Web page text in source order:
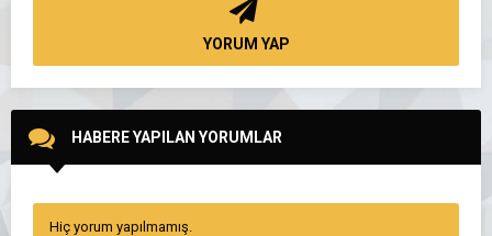
YORUM YAP
HABERE YAPILAN YORUMLAR
Hiç yorum yapılmamış.